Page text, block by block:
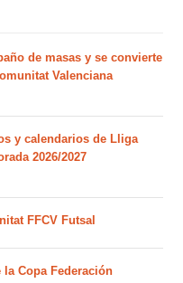
de masas y se convierte
Valenciana
y calendarios de Lliga
2026/2027
FFCV Futsal
Copa Federación